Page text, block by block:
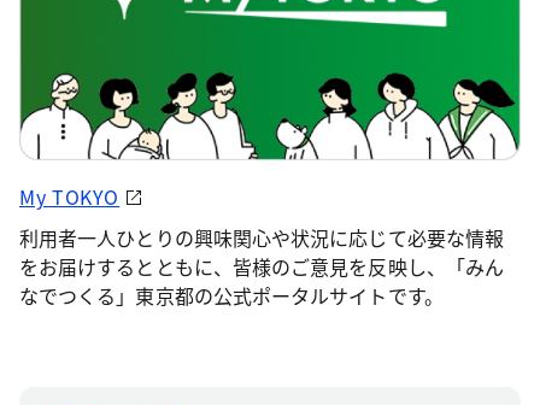
My TOKYO
利用者一人ひとりの興味関心や状況に応じて必要な情報
をお届けするとともに、皆様のご意見を反映し、「みん
なでつくる」東京都の公式ポータルサイトです。